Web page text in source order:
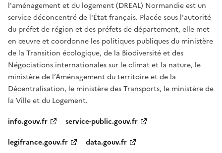
l'aménagement et du logement (DREAL) Normandie est un
service déconcentré de l'État français. Placée sous l'autorité
du préfet de région et des préfets de département, elle met
en œuvre et coordonne les politiques publiques du ministère
de la Transition écologique, de la Biodiversité et des
Négociations internationales sur le climat et la nature, le
ministère de l’Aménagement du territoire et de la
Décentralisation, le ministère des Transports, le ministère de
la Ville et du Logement.
info.gouv.fr
service-public.gouv.fr
legifrance.gouv.fr
data.gouv.fr